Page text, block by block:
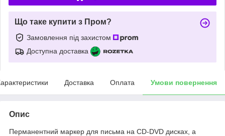
Що таке купити з Пром?
Замовлення під захистом
Доступна доставка
Доставка Оплата Умови повернення
Опис
Перманентний маркер для письма на CD-DVD дисках, а